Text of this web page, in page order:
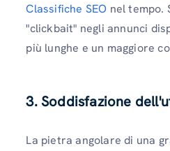
Classifiche SEO nel tempo.
"clickbait" negli annunci
più lunghe e un maggiore
3.Soddisfazione
La pietra angolare di una